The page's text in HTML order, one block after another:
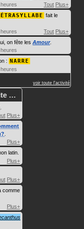
Tout Plus+
fait le
Tout Plus+
on fête les Amour.
: NARRE
voir toute l'activité
…
Plus+
Plus+
latin.
Plus+
Plus+
comme
Plus+